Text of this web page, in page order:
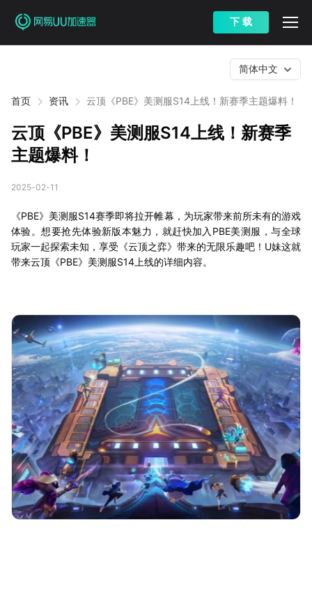
下 载
首页 资讯 云顶《PBE》美测服S14上线！新赛季主题爆料！
简体中文
云顶《PBE》美测服S14上线！新赛季
主题爆料！
2025-02-11
《PBE》美测服S14赛季即将拉开帷幕，为玩家带来前所未有的游戏
体验。想要抢先体验新版本魅力，就赶快加入PBE美测服，与全球
玩家一起探索未知，享受《云顶之弈》带来的无限乐趣吧！U妹这就
带来云顶《PBE》美测服S14上线的详细内容。